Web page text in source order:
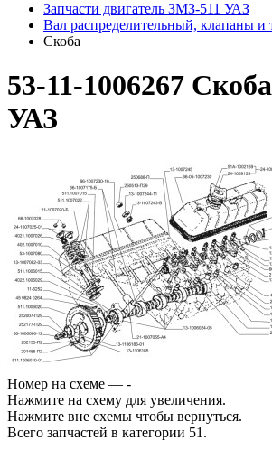
Запчасти двигатель ЗМЗ-511 УАЗ
Вал распределительный, клапаны и
Скоба
53-11-1006267
УАЗ
Номер на схеме — -
Нажмите на схему для увеличения.
Нажмите вне схемы чтобы вернуться.
Всего запчастей в категории 51.